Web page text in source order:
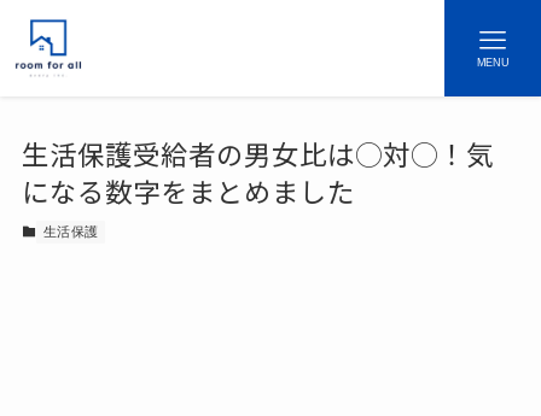
MENU
生活保護受給者の男女比は◯対◯！気
になる数字をまとめました
生活保護